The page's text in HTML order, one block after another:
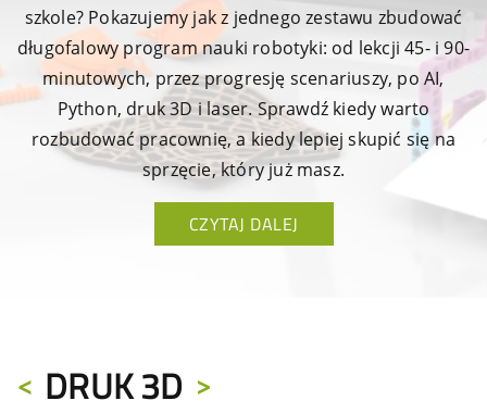
szkole? Pokazujemy jak z jednego zestawu zbudować
długofalowy program nauki robotyki: od lekcji 45- i 90-
minutowych, przez progresję scenariuszy, po AI,
Python, druk 3D i laser. Sprawdź kiedy warto
rozbudować pracownię, a kiedy lepiej skupić się na
sprzęcie, który już masz.
CZYTAJ DALEJ
DRUK 3D